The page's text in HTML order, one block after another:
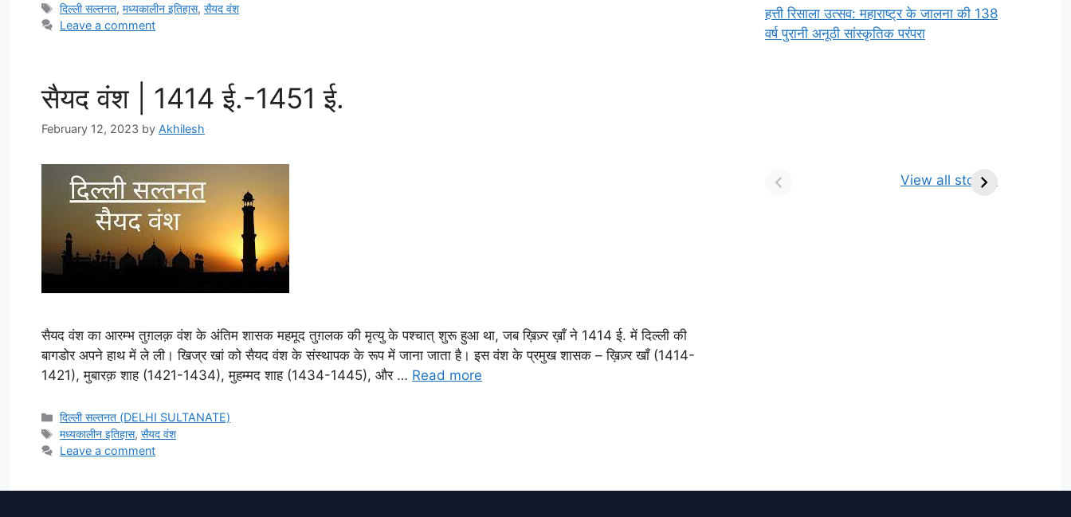
Tags
दिल्ली सल्तनत,मध्यकालीन इतिहास,सैयद वंश
Leave a comment
सैयद वंश | 1414 ई.-1451 ई.
February 12, 2023 by Akhilesh
सैयद वंश का आरम्भ तुग़लक़ वंश के अंतिम शासक महमूद तुग़लक की मृत्यु के पश्चात् शुरू हुआ था, जब ख़िज़्र ख़ाँ ने 1414 ई. में दिल्ली की
बागडोर अपने हाथ में ले ली। खिज्र खां को सैयद वंश के संस्थापक के रूप में जाना जाता है। इस वंश के प्रमुख शासक – ख़िज़्र खाँ (1414-
1421), मुबारक़ शाह (1421-1434), मुहम्मद शाह (1434-1445), और … Read more
Categories
दिल्ली सल्तनत (DELHI SULTANATE)
Tags
मध्यकालीन इतिहास,सैयद वंश
Leave a comment
हत्ती रिसाला उत्सव: महाराष्ट्र के जालना की 138
वर्ष पुरानी अनूठी सांस्कृतिक परंपरा
View all stories
किसे कहते है? परिभाषा,
ज्योतिर्लिंग | नाम, स्थान एवं